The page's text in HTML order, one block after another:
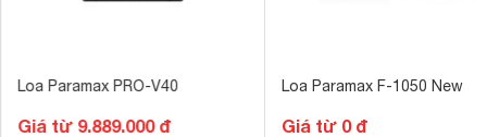
Loa Paramax PRO-V40
Giá từ 9.889.000 đ
Loa Paramax F-1050 New
Giá từ 0 đ